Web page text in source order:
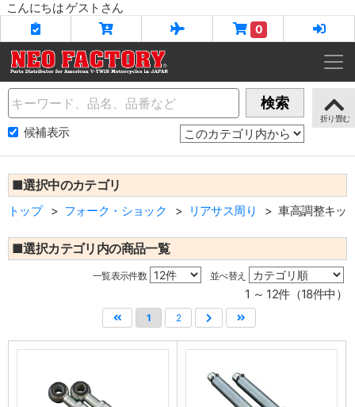
こんにちは ゲストさん
0
Name 検索
候補表示
■選択中のカテゴリ
トップ フォーク・ショック リアサス周り 車高調整キッ
■選択カテゴリ内の商品一覧
一覧表示件数 並べ替え
1 ～ 12件（18件中）
1 2